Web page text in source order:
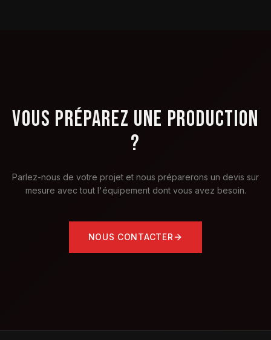
VOUS PRÉPAREZ UNE PRODUCTION
?
Parlez-nous de votre projet et nous préparerons un devis sur
mesure avec tout l'équipement dont vous avez besoin.
NOUS CONTACTER